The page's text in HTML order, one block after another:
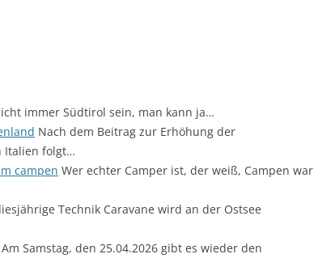
immer Südtirol sein, man kann ja…
Nach dem Beitrag zur Erhöhung der
Italien folgt…
campen Wer echter Camper ist, der weiß, Campen war
Technik Caravane wird an der Ostsee
Am Samstag, den 25.04.2026 gibt es wieder den